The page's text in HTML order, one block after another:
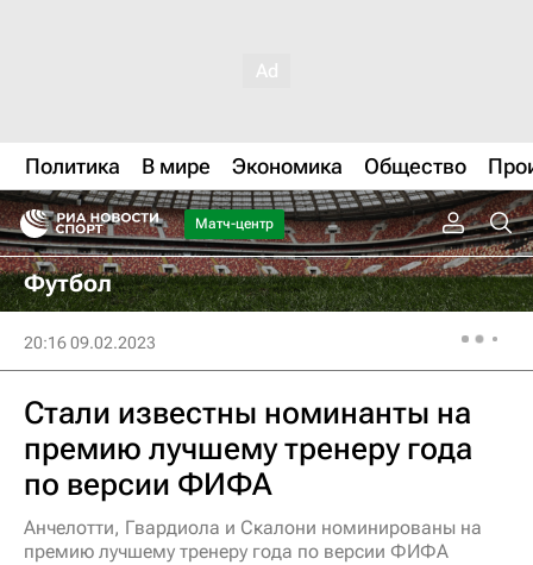
Политика В мире Экономика Общество
Матч-центр
Футбол
20:16 09.02.2023
Стали известны номинанты на
премию лучшему тренеру года
по версии ФИФА
Анчелотти, Гвардиола и Скалони номинированы на
премию лучшему тренеру года по версии ФИФА